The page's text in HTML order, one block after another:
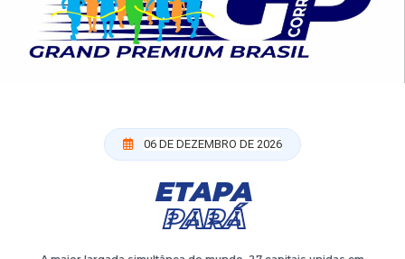
06 DE DEZEMBRO DE 2026
ETAPA
PARÁ